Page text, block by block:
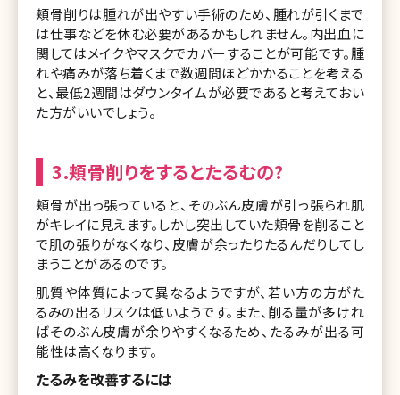
頬骨削りは腫れが出やすい手術のため、腫れが引くまで
は仕事などを休む必要があるかもしれません。内出血に
関してはメイクやマスクでカバーすることが可能です。腫
れや痛みが落ち着くまで数週間ほどかかることを考える
と、最低2週間はダウンタイムが必要であると考えておい
た方がいいでしょう。
3.頬骨削りをするとたるむの?
頬骨が出っ張っていると、そのぶん皮膚が引っ張られ肌
がキレイに見えます。しかし突出していた頬骨を削ること
で肌の張りがなくなり、皮膚が余ったりたるんだりしてし
まうことがあるのです。
肌質や体質によって異なるようですが、若い方の方がた
るみの出るリスクは低いようです。また、削る量が多けれ
ばそのぶん皮膚が余りやすくなるため、たるみが出る可
能性は高くなります。
たるみを改善するには